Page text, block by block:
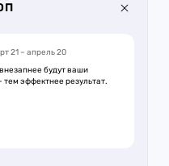
21 – апрель 20
будут ваши
тем эффектнее результат.